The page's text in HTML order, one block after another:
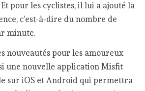
pour les cyclistes, il lui a ajouté la
c’est-à-dire du nombre de
minute.
nouveautés pour les amoureux
une nouvelle application Misfit
sur iOS et Android qui permettra